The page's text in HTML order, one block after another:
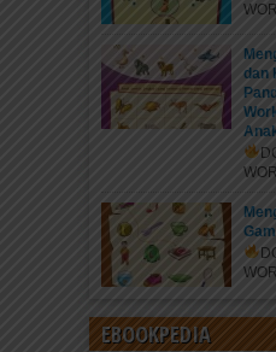
Doa dan Adab
Allaahumma innii as-
memohon kepada-Mu
dan
EBOOKPEDIA